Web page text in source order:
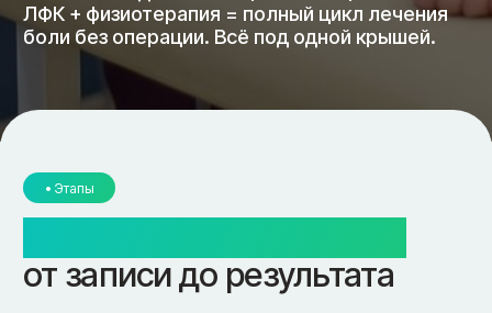
Почему пациенты
выбирают КБ Клиник
для прохождения УВТ